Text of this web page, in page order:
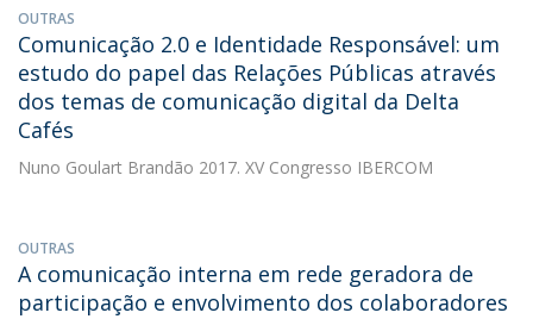
OUTRAS
Comunicação 2.0 e Identidade Responsável: um
estudo do papel das Relações Públicas através
dos temas de comunicação digital da Delta
Cafés
Nuno Goulart Brandão 2017. XV Congresso IBERCOM
OUTRAS
A comunicação interna em rede geradora de
participação e envolvimento dos colaboradores